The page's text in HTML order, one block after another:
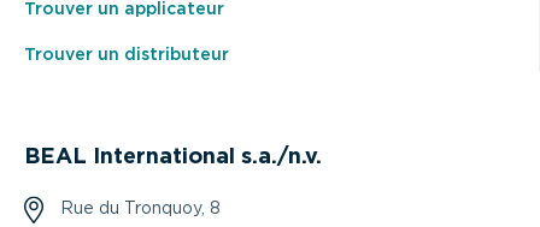
Trouver un applicateur
Trouver un distributeur
BEAL International s.a./n.v.
Rue du Tronquoy, 8